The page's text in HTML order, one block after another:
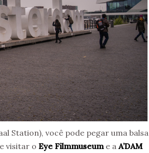
Station), você pode pegar uma balsa
visitar o Eye Filmmuseume a A’DAM